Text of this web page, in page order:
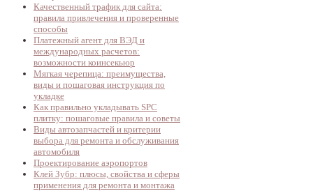
Качественный трафик для сайта:
правила привлечения и проверенные
способы
Платежный агент для ВЭД и
международных расчетов:
возможности коинсекьюр
Мягкая черепица: преимущества,
виды и пошаговая инструкция по
укладке
Как правильно укладывать SPC
плитку: пошаговые правила и советы
Виды автозапчастей и критерии
выбора для ремонта и обслуживания
автомобиля
Проектирование аэропортов
Клей Зубр: плюсы, свойства и сферы
применения для ремонта и монтажа